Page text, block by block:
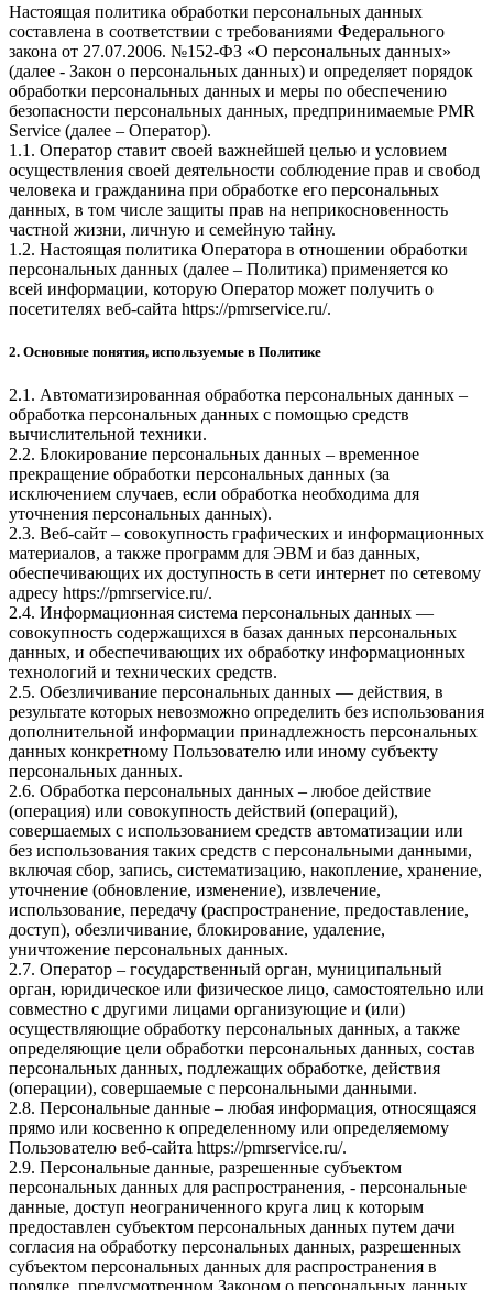
Настоящая политика обработки персональных данных
составлена в соответствии с требованиями Федерального
закона от 27.07.2006. №152-ФЗ «О персональных данных»
(далее - Закон о персональных данных) и определяет порядок
обработки персональных данных и меры по обеспечению
безопасности персональных данных, предпринимаемые PMR
Service (далее – Оператор).
1.1. Оператор ставит своей важнейшей целью и условием
осуществления своей деятельности соблюдение прав и свобод
человека и гражданина при обработке его персональных
данных, в том числе защиты прав на неприкосновенность
частной жизни, личную и семейную тайну.
1.2. Настоящая политика Оператора в отношении обработки
персональных данных (далее – Политика) применяется ко
всей информации, которую Оператор может получить о
посетителях веб-сайта https://pmrservice.ru/.
2. Основные понятия, используемые в Политике
2.1. Автоматизированная обработка персональных данных –
обработка персональных данных с помощью средств
вычислительной техники.
2.2. Блокирование персональных данных – временное
прекращение обработки персональных данных (за
исключением случаев, если обработка необходима для
уточнения персональных данных).
2.3. Веб-сайт – совокупность графических и информационных
материалов, а также программ для ЭВМ и баз данных,
обеспечивающих их доступность в сети интернет по сетевому
адресу https://pmrservice.ru/.
2.4. Информационная система персональных данных —
совокупность содержащихся в базах данных персональных
данных, и обеспечивающих их обработку информационных
технологий и технических средств.
2.5. Обезличивание персональных данных — действия, в
результате которых невозможно определить без использования
дополнительной информации принадлежность персональных
данных конкретному Пользователю или иному субъекту
персональных данных.
2.6. Обработка персональных данных – любое действие
(операция) или совокупность действий (операций),
совершаемых с использованием средств автоматизации или
без использования таких средств с персональными данными,
включая сбор, запись, систематизацию, накопление, хранение,
уточнение (обновление, изменение), извлечение,
использование, передачу (распространение, предоставление,
доступ), обезличивание, блокирование, удаление,
уничтожение персональных данных.
2.7. Оператор – государственный орган, муниципальный
орган, юридическое или физическое лицо, самостоятельно или
совместно с другими лицами организующие и (или)
осуществляющие обработку персональных данных, а также
определяющие цели обработки персональных данных, состав
персональных данных, подлежащих обработке, действия
(операции), совершаемые с персональными данными.
2.8. Персональные данные – любая информация, относящаяся
прямо или косвенно к определенному или определяемому
Пользователю веб-сайта https://pmrservice.ru/.
2.9. Персональные данные, разрешенные субъектом
персональных данных для распространения, - персональные
данные, доступ неограниченного круга лиц к которым
предоставлен субъектом персональных данных путем дачи
согласия на обработку персональных данных, разрешенных
субъектом персональных данных для распространения в
порядке, предусмотренном Законом о персональных данных